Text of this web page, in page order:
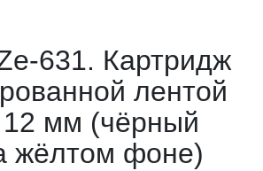
631. Картридж
лентой
мм (чёрный
жёлтом фоне)